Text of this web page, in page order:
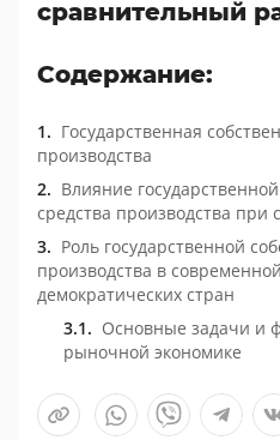
сравнительный
Содержание:
Государственная
производства
Влияние
средства производства при
Роль государственной
производства в
демократических стран
Основные задачи и
рыночной экономике